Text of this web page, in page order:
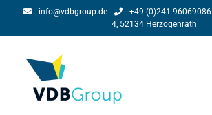
info@vdbgroup.de +49 (0)241 96069086
4, 52134 Herzogenrath